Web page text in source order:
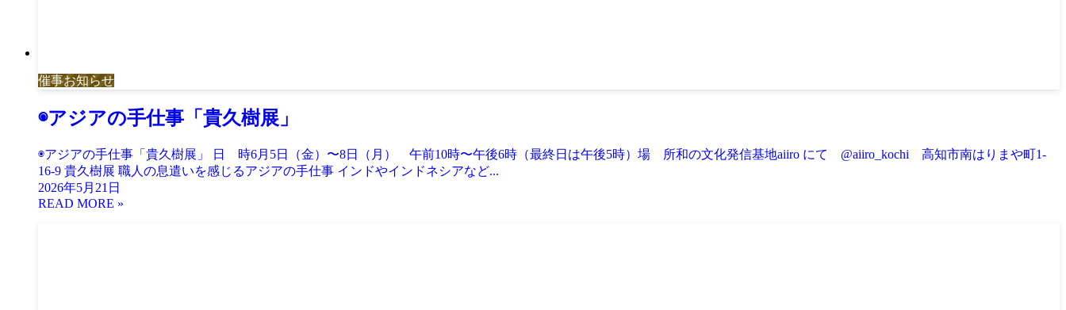
催事お知らせ
◉アジアの手仕事「貴久樹展」
◉アジアの手仕事「貴久樹展」 日 時6月5日（金）〜8日（月） 午前10時〜午後6時（最終日は午後5時）場 所和の文化発信基地aiiro にて @aiiro_kochi 高知市南はりまや町1-
16-9 貴久樹展 職人の息遣いを感じるアジアの手仕事 インドやインドネシアなど...
2026年5月21日